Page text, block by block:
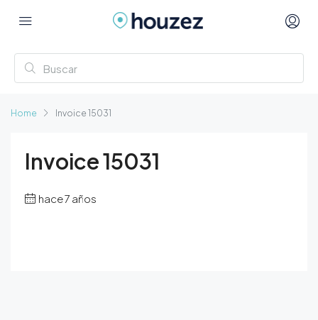
Home Invoice 15031
Invoice 15031
hace 7 años